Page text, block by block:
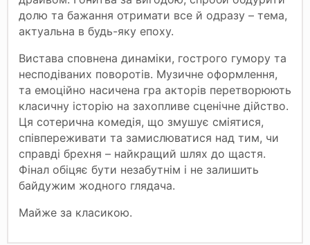
долю та бажання отримати все й одразу – тема,
актуальна в будь-яку епоху.
Вистава сповнена динаміки, гострого гумору та
несподіваних поворотів. Музичне оформлення,
та емоційно насичена гра акторів перетворюють
класичну історію на захопливе сценічне дійство.
Ця сотерична комедія, що змушує сміятися,
співпереживати та замислюватися над тим, чи
справді брехня – найкращий шлях до щастя.
Фінал обіцяє бути незабутнім і не залишить
байдужим жодного глядача.
Майже за класикою.